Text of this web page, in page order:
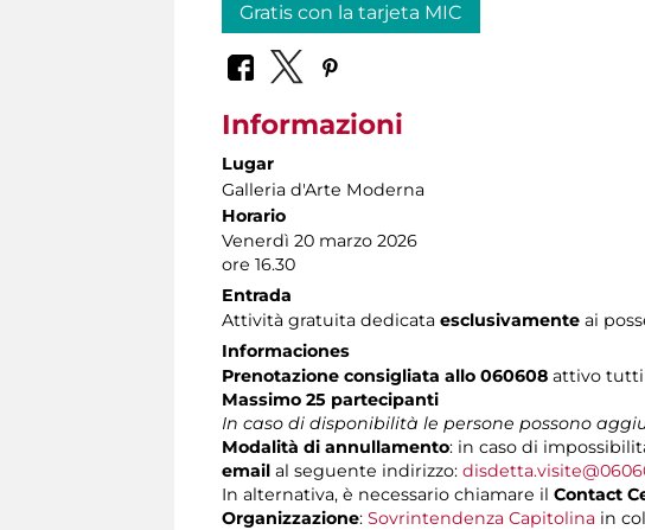
Gratis con la tarjeta MIC
Informazioni
Lugar
Galleria d'Arte Moderna
Horario
Venerdì 20 marzo 2026
ore 16.30
Entrada
Attività gratuita dedicata esclusivamente ai
Informaciones
Prenotazione consigliata allo 060608 attivo tutti
Massimo 25 partecipanti
In caso di disponibilità le persone possono
Modalità di annullamento: in caso di
email al seguente indirizzo:
In alternativa, è necessario chiamare il Contact
Organizzazione: Sovrintendenza Capitolina in